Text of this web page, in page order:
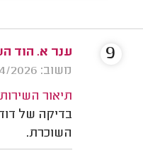
ענר א. הוד
משוב: 28/04/2026
תיאור
בדיקה של
השוכרת.
9